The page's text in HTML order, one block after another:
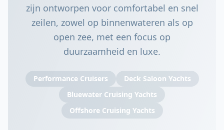
zijn ontworpen voor comfortabel en snel
zeilen, zowel op binnenwateren als op
open zee, met een focus op
duurzaamheid en luxe.
Performance Cruisers
Deck Saloon Yachts
Bluewater Cruising Yachts
Offshore Cruising Yachts